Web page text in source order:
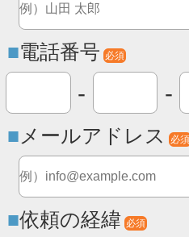
電話番号 必須
- -
メールアドレス 必須
依頼の経緯 必須